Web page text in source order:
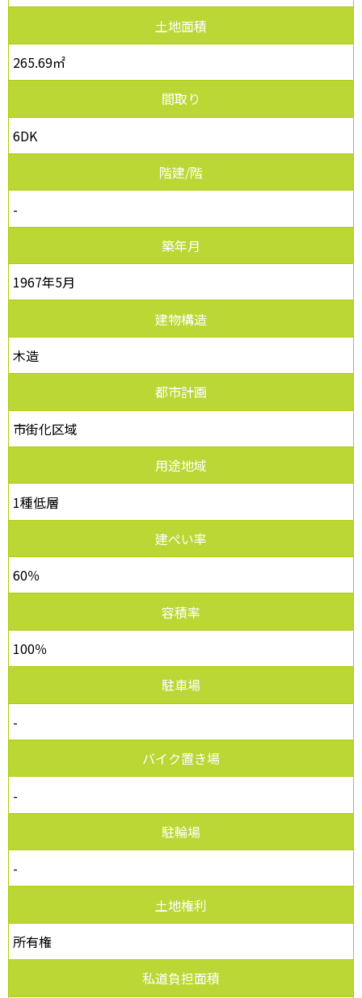
土地面積
265.69㎡
間取り
6DK
階建/階
-
築年月
1967年5月
建物構造
木造
都市計画
市街化区域
用途地域
1種低層
建ぺい率
60％
容積率
100％
駐車場
-
バイク置き場
-
駐輪場
-
土地権利
所有権
私道負担面積